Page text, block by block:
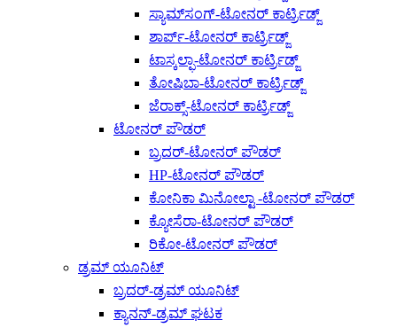
ಸ್ಯಾಮ್‌ಸಂಗ್-ಟೋನರ್ ಕಾರ್ಟ್ರಿಡ್ಜ್
ಶಾರ್ಪ್-ಟೋನರ್ ಕಾರ್ಟ್ರಿಡ್ಜ್
ಟಾಸ್ಕಲ್ಫಾ-ಟೋನರ್ ಕಾರ್ಟ್ರಿಡ್ಜ್
ತೋಷಿಬಾ-ಟೋನರ್ ಕಾರ್ಟ್ರಿಡ್ಜ್
ಜೆರಾಕ್ಸ್-ಟೋನರ್ ಕಾರ್ಟ್ರಿಡ್ಜ್
ಟೋನರ್ ಪೌಡರ್
ಬ್ರದರ್-ಟೋನರ್ ಪೌಡರ್
HP-ಟೋನರ್ ಪೌಡರ್
ಕೋನಿಕಾ ಮಿನೋಲ್ಟಾ -ಟೋನರ್ ಪೌಡರ್
ಕ್ಯೋಸೆರಾ-ಟೋನರ್ ಪೌಡರ್
ರಿಕೋ-ಟೋನರ್ ಪೌಡರ್
ಡ್ರಮ್ ಯೂನಿಟ್
ಬ್ರದರ್-ಡ್ರಮ್ ಯೂನಿಟ್
ಕ್ಯಾನನ್-ಡ್ರಮ್ ಘಟಕ